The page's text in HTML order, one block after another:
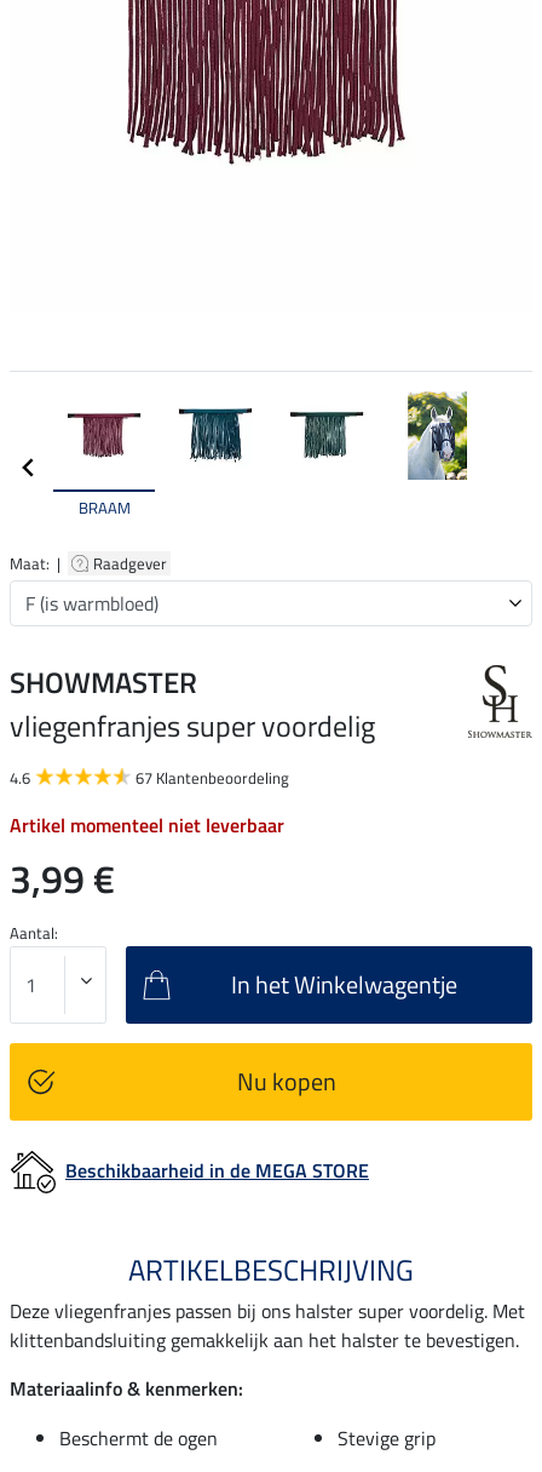
BRAAM
Maat: | Raadgever
SHOWMASTER
vliegenfranjes super voordelig
4.6 67 Klantenbeoordeling
Artikel momenteel niet leverbaar
3,99 €
Aantal:
In het Winkelwagentje
Nu kopen
Beschikbaarheid in de MEGA STORE
ARTIKELBESCHRIJVING
Deze vliegenfranjes passen bij ons halster super voordelig. Met
klittenbandsluiting gemakkelijk aan het halster te bevestigen.
Materiaalinfo & kenmerken:
Beschermt de ogen
Stevige grip